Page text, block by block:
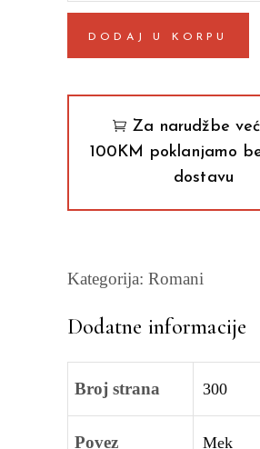
Getsbija
Eduard
quantity
DODAJ U KORPU
Za narudžbe
100KM poklanjamo
dostavu
Kategorija: Romani
Dodatne informacije
Broj strana 300
Povez Mek